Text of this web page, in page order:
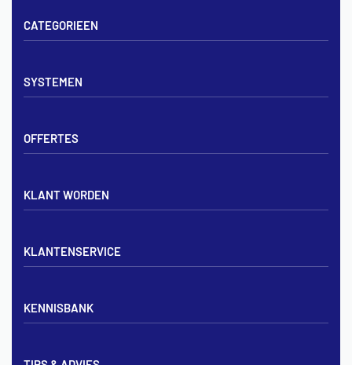
CATEGORIEEN
Verdelers
Noppenplaten
Draadmatten
SYSTEMEN
Noppenplaat systeem
OFFERTES
Offerte voor vloerverwarming
Vloerverwarming Tilburg
KLANT WORDEN
Aanmelden zakelijk
KLANTENSERVICE
Zakelijk aanmelden
Bezorgen & afhalen
KENNISBANK